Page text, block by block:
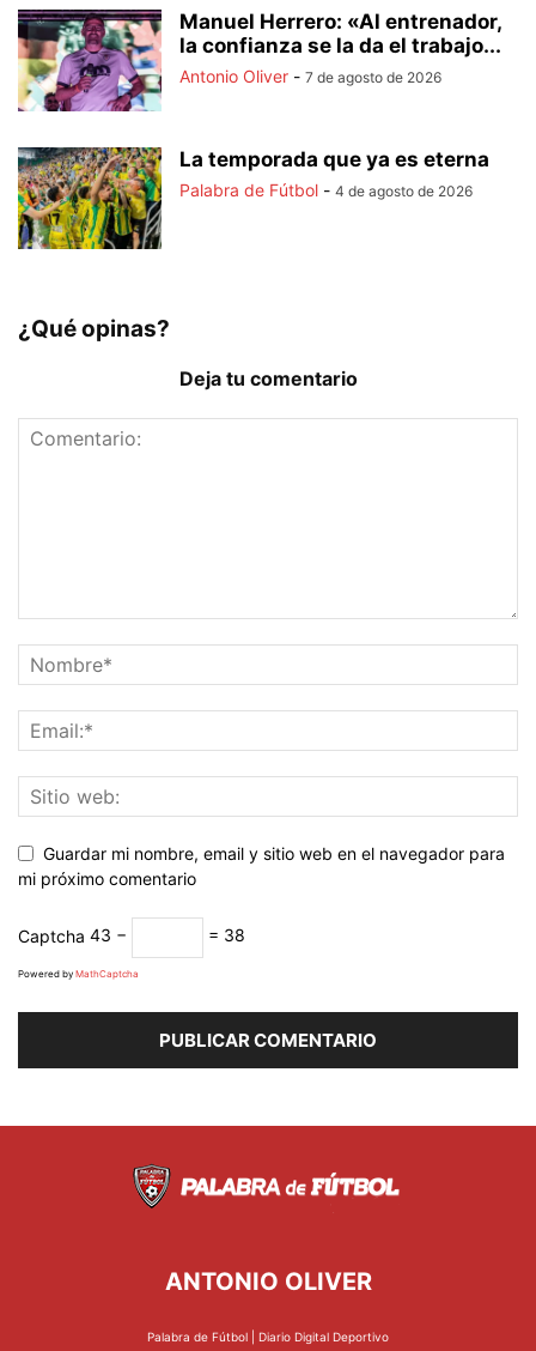
Manuel Herrero: «Al entrenador,
la confianza se la da el trabajo...
Antonio Oliver - 7 de agosto de 2026
La temporada que ya es eterna
Palabra de Fútbol - 4 de agosto de 2026
¿Qué opinas?
Deja tu comentario
Guardar mi nombre, email y sitio web en el navegador para
mi próximo comentario
Captcha 43 − = 38
Powered by MathCaptcha
ANTONIO OLIVER
Palabra de Fútbol | Diario Digital Deportivo